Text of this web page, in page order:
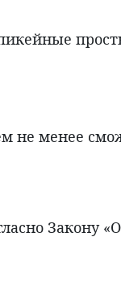
не менее
Закону